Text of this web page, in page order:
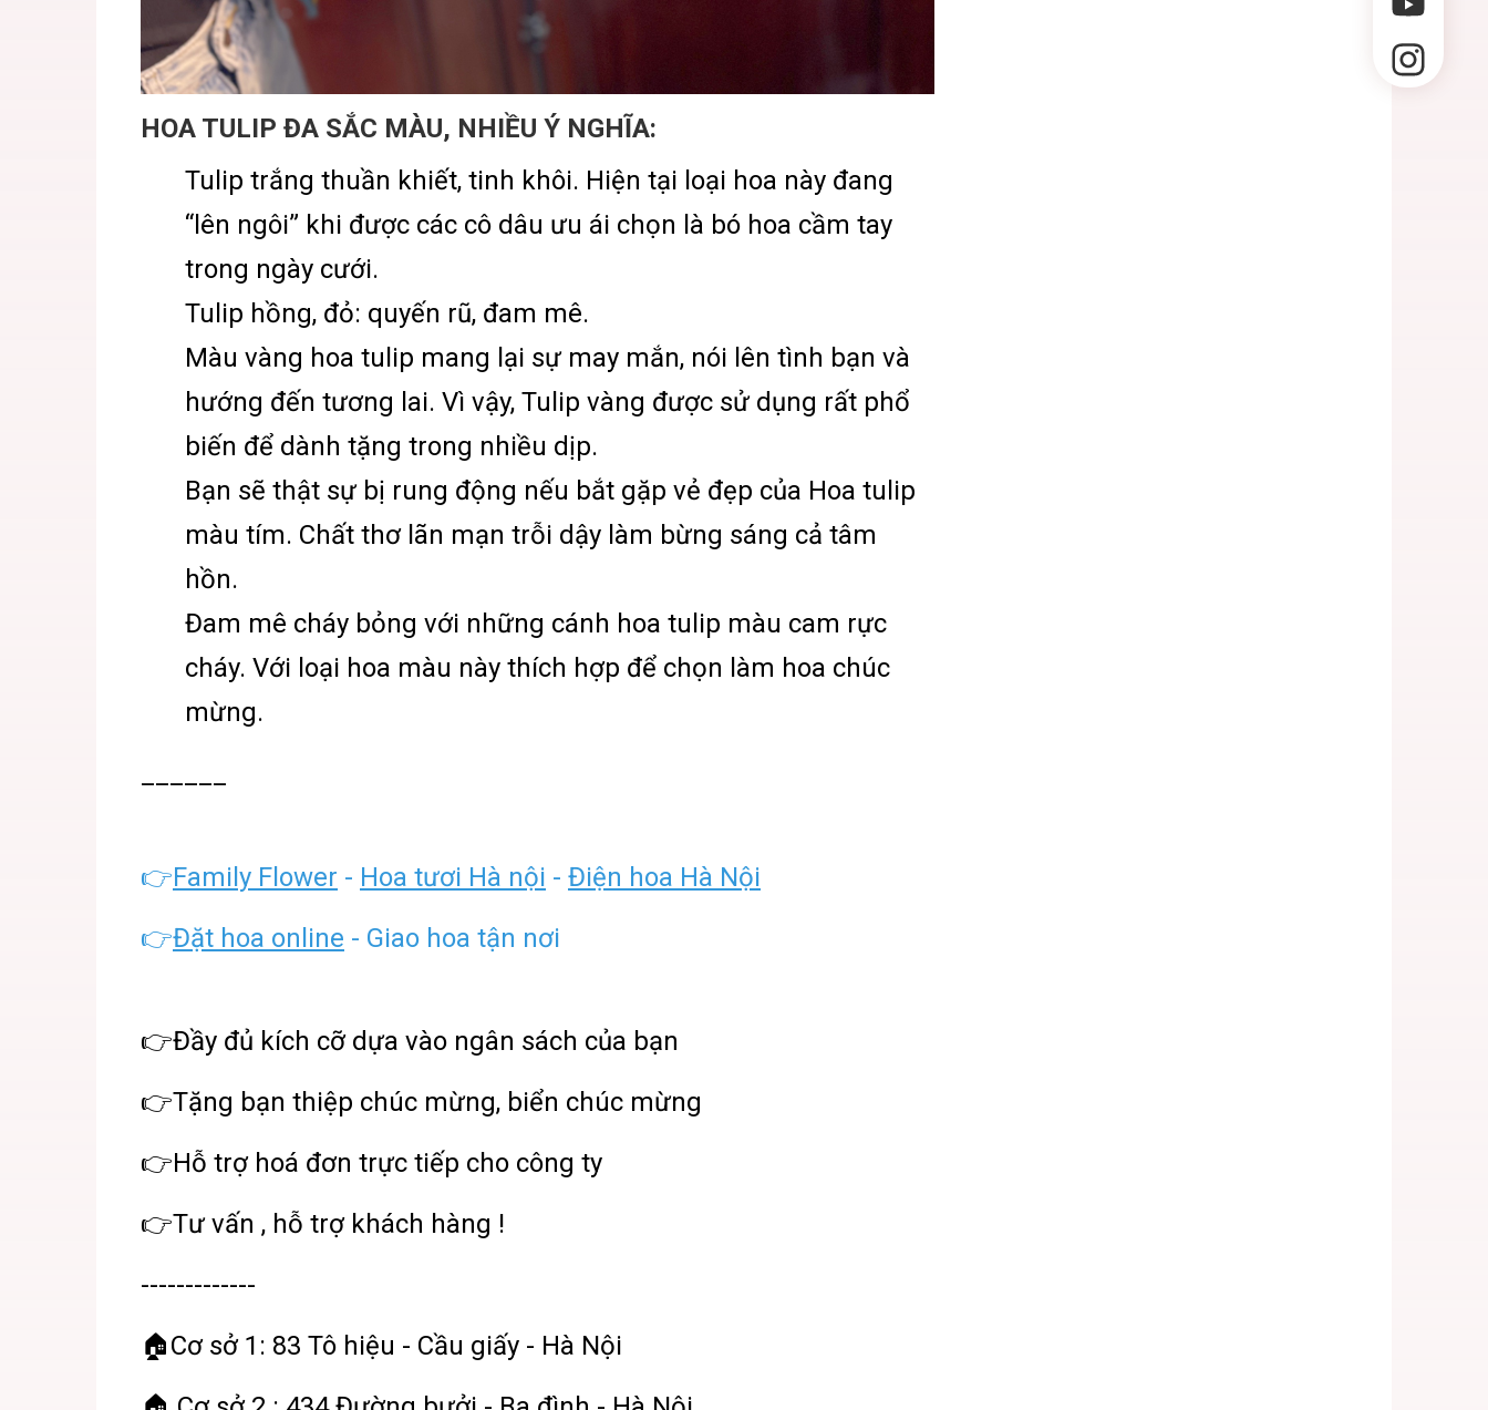
HOA TULIP ĐA SẮC MÀU, NHIỀU Ý NGHĨA:
Tulip trắng thuần khiết, tinh khôi. Hiện tại loại hoa này đang
“lên ngôi” khi được các cô dâu ưu ái chọn là bó hoa cầm tay
trong ngày cưới.
Tulip hồng, đỏ: quyến rũ, đam mê.
Màu vàng hoa tulip mang lại sự may mắn, nói lên tình bạn và
hướng đến tương lai. Vì vậy, Tulip vàng được sử dụng rất phổ
biến để dành tặng trong nhiều dịp.
Bạn sẽ thật sự bị rung động nếu bắt gặp vẻ đẹp của Hoa tulip
màu tím. Chất thơ lãn mạn trỗi dậy làm bừng sáng cả tâm
hồn.
Đam mê cháy bỏng với những cánh hoa tulip màu cam rực
cháy. Với loại hoa màu này thích hợp để chọn làm hoa chúc
mừng.
👉Family Flower - Hoa tươi Hà nội - Điện hoa Hà Nội
👉Đặt hoa online - Giao hoa tận nơi
👉Đầy đủ kích cỡ dựa vào ngân sách của bạn
👉Tặng bạn thiệp chúc mừng, biển chúc mừng
👉Hỗ trợ hoá đơn trực tiếp cho công ty
👉Tư vấn , hỗ trợ khách hàng !
-------------
🏠Cơ sở 1: 83 Tô hiệu - Cầu giấy - Hà Nội